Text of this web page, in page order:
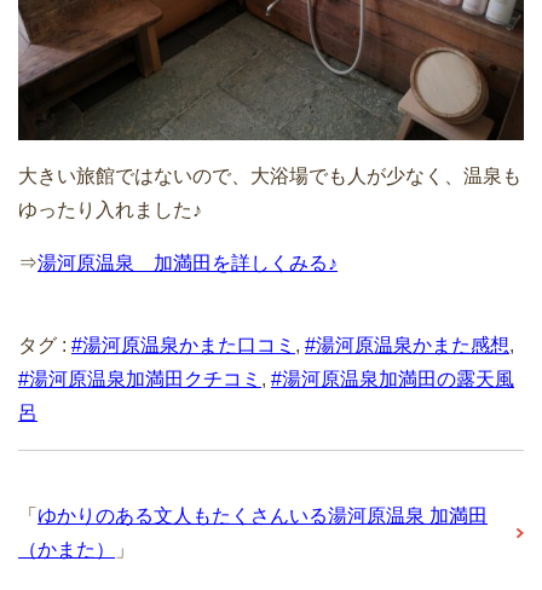
大きい旅館ではないので、大浴場でも人が少なく、温泉も
ゆったり入れました♪
⇒湯河原温泉 加満田を詳しくみる♪
タグ : #湯河原温泉かまた口コミ , #湯河原温泉かまた感想,
#湯河原温泉加満田クチコミ , #湯河原温泉加満田の露天風
呂
「 ゆかりのある文人もたくさんいる湯河原温泉 加満田
（かまた）
」